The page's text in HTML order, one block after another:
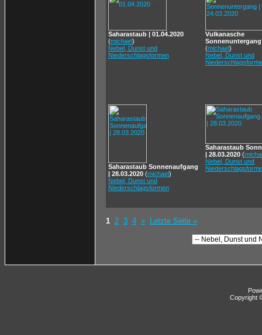
Saharastaub | 01.04.2020
(michael)
Nebel, Dunst und
Niederschlagsformen
Vulkanasche
Sonnenuntergang
(michael)
Nebel, Dunst und
Saharastaub Sonnenaufgang
| 28.03.2020 (michael)
Nebel, Dunst und
Niederschlagsformen
Saharastaub
| 28.03.2020 (
Nebel, Dunst und
1 2 3 4 » Letzte Seite »
Copyright